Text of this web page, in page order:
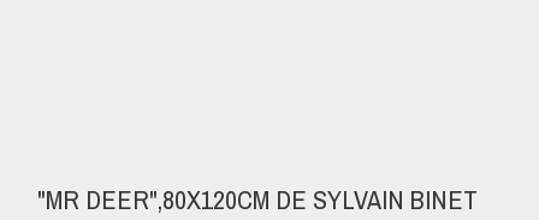
"MR DEER",80X120CM DE SYLVAIN BINET